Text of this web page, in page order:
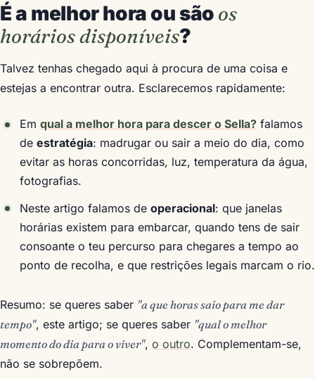
É a melhor hora ou são os
horários disponíveis?
Talvez tenhas chegado aqui à procura de uma coisa e
estejas a encontrar outra. Esclarecemos rapidamente:
Em qual a melhor hora para descer o Sella? falamos
de estratégia: madrugar ou sair a meio do dia, como
evitar as horas concorridas, luz, temperatura da água,
fotografias.
Neste artigo falamos de operacional: que janelas
horárias existem para embarcar, quando tens de sair
consoante o teu percurso para chegares a tempo ao
ponto de recolha, e que restrições legais marcam o rio.
Resumo: se queres saber "a que horas saio para me dar
tempo", este artigo; se queres saber "qual o melhor
momento do dia para o viver", o outro. Complementam-se,
não se sobrepõem.